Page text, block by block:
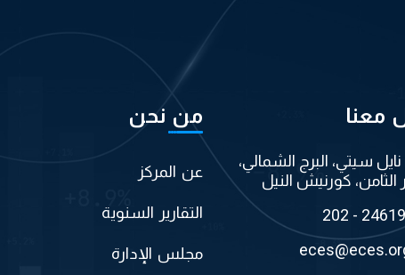
معنا
نايل سيتي، البرج الشمالي،
الثامن، كورنيش النيل
202 -
من نحن
عن المركز
التقارير السنوية
مجلس الإدارة